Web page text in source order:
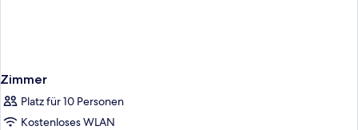
Zimmer
Platz für 10 Personen
Kostenloses WLAN